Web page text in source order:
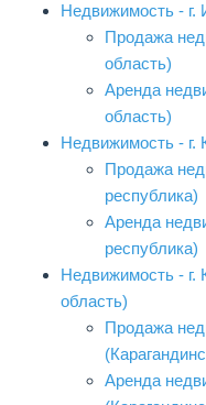
Продажа недвижимости
область)
Аренда недвижимости - г.
область)
Продажа недвижимости
республика)
Аренда недвижимости - г.
республика)
Недвижимость - г. Караганда (Карагандинская
область)
Продажа
Аренда